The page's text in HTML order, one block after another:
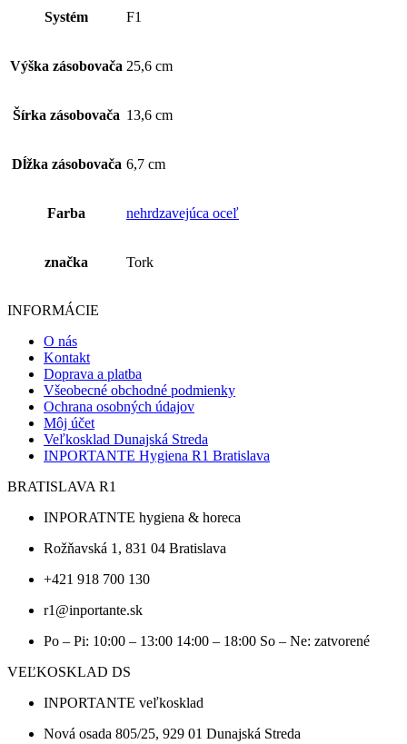
papierové
vreckovky
Systém F1
Výška zásobovača 25,6 cm
Šírka zásobovača 13,6 cm
Dĺžka zásobovača 6,7 cm
Farba nehrdzavejúca oceľ
značka Tork
INFORMÁCIE
O nás
Kontakt
Doprava a platba
Všeobecné obchodné podmienky
Ochrana osobných údajov
Môj účet
Veľkosklad Dunajská Streda
INPORTANTE Hygiena R1 Bratislava
BRATISLAVA R1
INPORATNTE hygiena & horeca
Rožňavská 1, 831 04 Bratislava
+421 918 700 130
r1@inportante.sk
Po – Pi: 10:00 – 13:00 14:00 – 18:00 So – Ne: zatvorené
VEĽKOSKLAD DS
INPORTANTE veľkosklad
Nová osada 805/25, 929 01 Dunajská Streda